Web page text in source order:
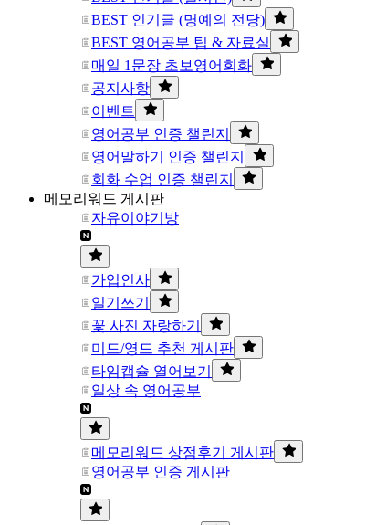
BEST 인기글 (명예의 전당)
BEST 영어공부 팁 & 자료실
매일 1문장 초보영어회화
공지사항
이벤트
영어공부 인증 챌린지
영어말하기 인증 챌린지
회화 수업 인증 챌린지
메모리워드 게시판
자유이야기방
가입인사
일기쓰기
꽃 사진 자랑하기
미드/영드 추천 게시판
타임캡슐 열어보기
일상 속 영어공부
메모리워드 상점후기 게시판
영어공부 인증 게시판